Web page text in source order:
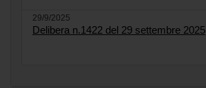
29/9/2025
Delibera n.1422 del 29 settembre 2025